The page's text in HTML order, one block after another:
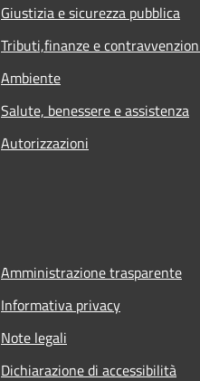
Giustizia e sicurezza pubblica
Tributi,finanze e
Ambiente
Salute, benessere e assistenza
Autorizzazioni
Amministrazione trasparente
Informativa privacy
Note legali
Dichiarazione di accessibilità